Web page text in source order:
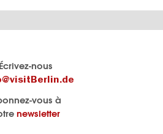
Écrivez-nous
vous à
newsletter